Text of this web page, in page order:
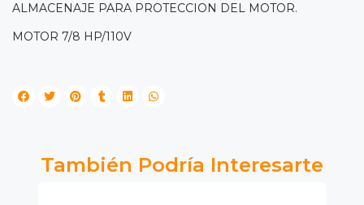
ALMACENAJE PARA PROTECCION DEL MOTOR.
MOTOR 7/8 HP/110V
También Podría Interesarte